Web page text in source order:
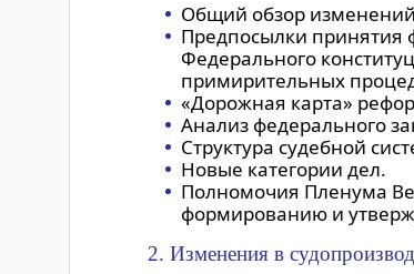
Общий обзор
Предпосылки принятия
Федерального
примирительных
«Дорожная карта»
Анализ федерального
Структура судебной
Новые категории дел.
Полномочия Пленума
формированию и
2. Изменения в